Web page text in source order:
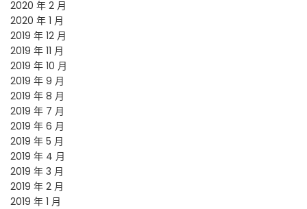
2020 年 2 月
2020 年 1 月
2019 年 12 月
2019 年 11 月
2019 年 10 月
2019 年 9 月
2019 年 8 月
2019 年 7 月
2019 年 6 月
2019 年 5 月
2019 年 4 月
2019 年 3 月
2019 年 2 月
2019 年 1 月